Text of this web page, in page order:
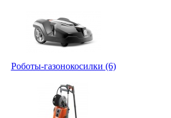
Роботы-газонокосилки (6)